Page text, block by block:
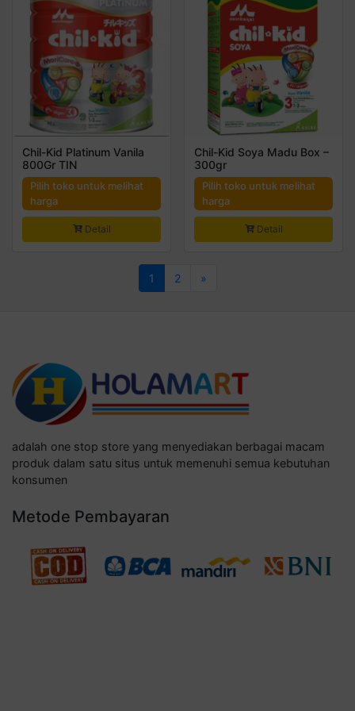
Chil-Kid Platinum Vanila
800Gr TIN
Pilih toko untuk melihat
harga
Detail
Chil-Kid Soya Madu Box –
300gr
Pilih toko untuk melihat
harga
Detail
1 2 »
adalah one stop store yang menyediakan berbagai macam
produk dalam satu situs untuk memenuhi semua kebutuhan
konsumen
Metode Pembayaran